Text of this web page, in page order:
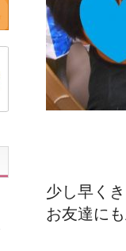
少し早く
お友達に